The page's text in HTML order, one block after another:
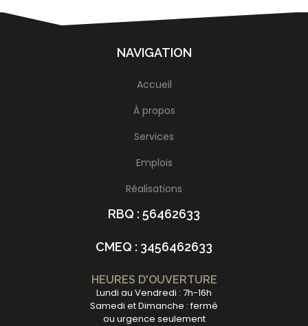
NAVIGATION
Accueil
À propos
Services
Emplois
Réalisations
RBQ : 56462633
CMEQ : 3456462633
HEURES D'OUVERTURE
Lundi au Vendredi : 7h-16h
Samedi et Dimanche : fermé
ou urgence seulement